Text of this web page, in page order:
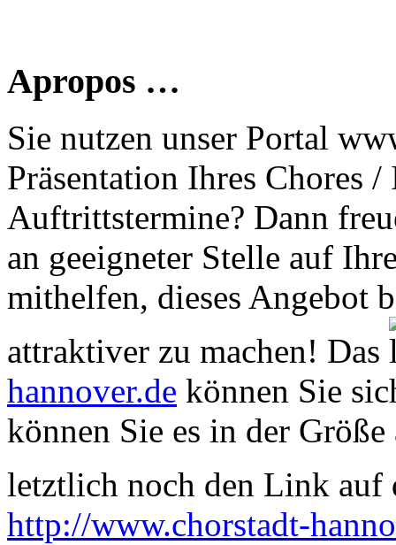
Apropos …
Sie nutzen unser Portal
Präsentation Ihres Chores
Auftrittstermine? Dann
an geeigneter Stelle auf
mithelfen, dieses Angebot
attraktiver zu machen! Das
hannover.de können Sie
können Sie es in der
letztlich noch den Link auf
http://www.chorstadt-